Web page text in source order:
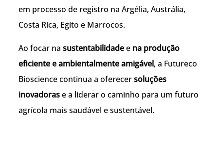
em processo de registro na Argélia, Austrália,
Costa Rica, Egito e Marrocos.
Ao focar na sustentabilidadee na produção
eficiente e ambientalmente amigável, a Futureco
Bioscience continua a oferecersoluções
inovadorase a liderar o caminho para um futuro
agrícola mais saudável e sustentável.